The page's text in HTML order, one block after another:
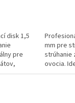
disk 1,5
pre
pre
mm pre
strúhanie
ovocia.
šalátov,